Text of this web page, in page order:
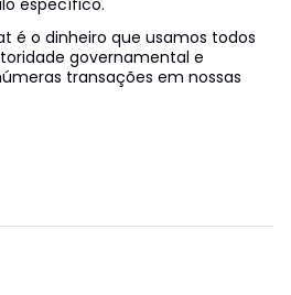
específico.
é o dinheiro que usamos todos
governamental e
transações em nossas